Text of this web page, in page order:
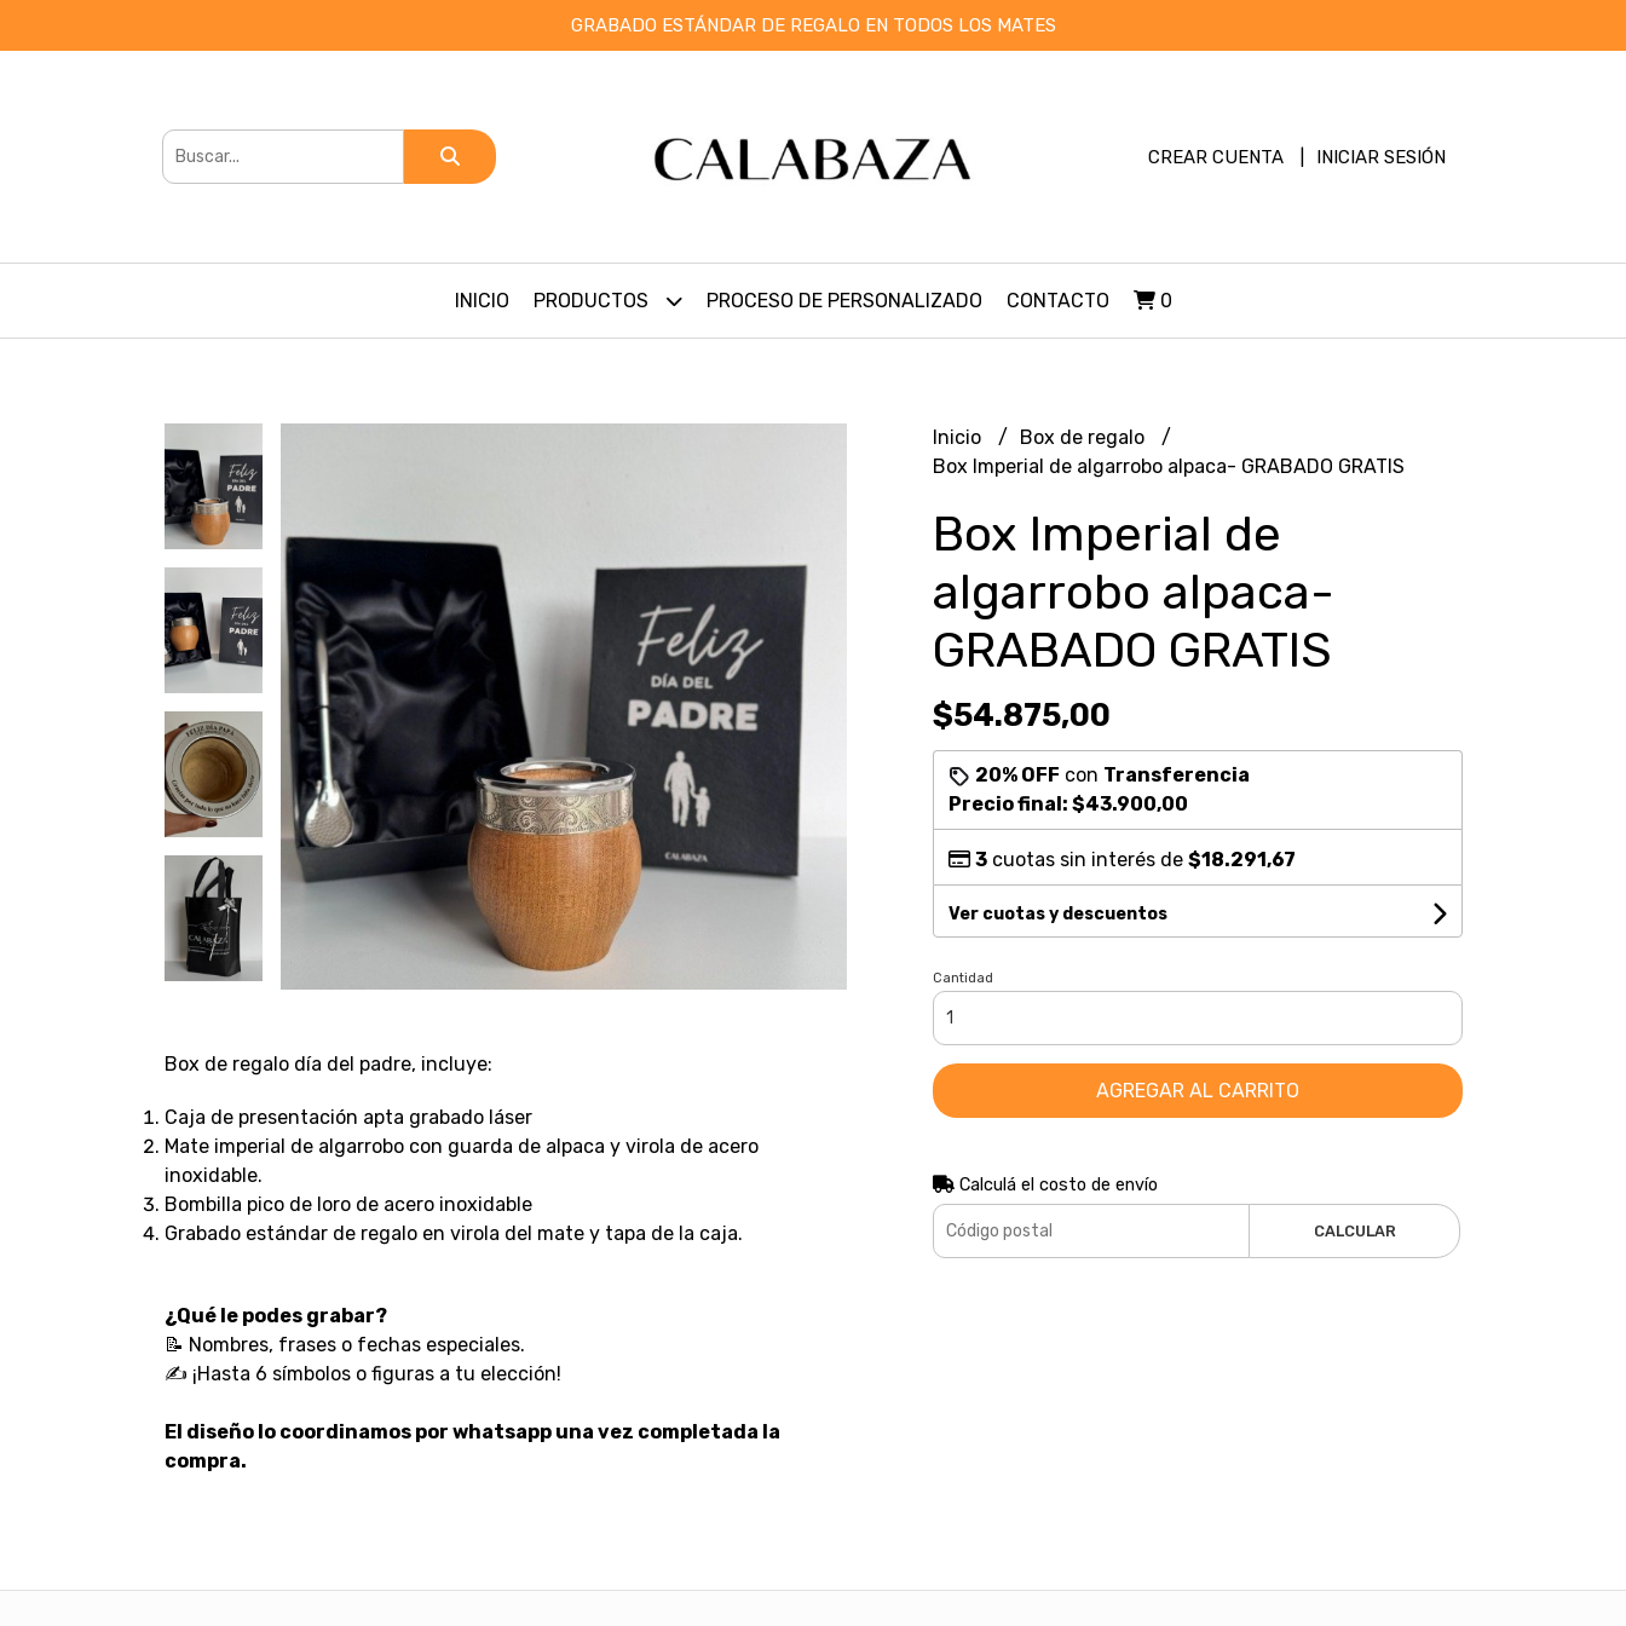
GRABADO ESTÁNDAR DE REGALO EN TODOS LOS MATES
CREAR CUENTA INICIAR SESIÓN
INICIO PRODUCTOS PROCESO DE PERSONALIZADO CONTACTO 0
Box de regalo día del padre, incluye:
Caja de presentación apta grabado láser
Mate imperial de algarrobo con guarda de alpaca y virola de acero
inoxidable.
Bombilla pico de loro de acero inoxidable
Grabado estándar de regalo en virola del mate y tapa de la caja.
¿Qué le podes grabar?
📝 Nombres, frases o fechas especiales.
✍️ ¡Hasta 6 símbolos o figuras a tu elección!
El diseño lo coordinamos por whatsapp una vez completada la
compra.
Inicio
Box de regalo
Box Imperial de algarrobo alpaca- GRABADO GRATIS
Box Imperial de
algarrobo alpaca-
GRABADO GRATIS
$54.875,00
20% OFF con Transferencia
Precio final: $43.900,00
3cuotas sin interés de $18.291,67
Ver cuotas y descuentos
Cantidad
AGREGAR AL CARRITO
Calculá el costo de envío
CALCULAR